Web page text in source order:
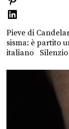
Pieve di
sisma: è partito
italiano Silenzio